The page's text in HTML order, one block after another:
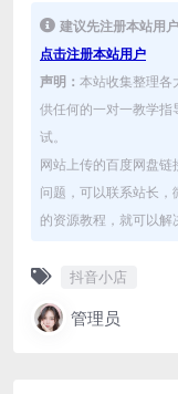
建议先注册本站用
点击注册本站用户
声明： 本站收集整理各
供任何的一对一教学
试。
网站上传的百度网盘
问题，可以联系站长
的资源教程，就可以解
抖音小店
管理员